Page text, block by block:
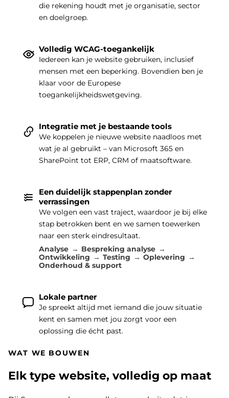
|
die rekening houdt met je organisatie, sector
en doelgroep.
Volledig WCAG-toegankelijk
Iedereen kan je website gebruiken, inclusief
mensen met een beperking. Bovendien ben je
klaar voor de Europese
toegankelijkheidswetgeving.
Integratie met je bestaande tools
We koppelen je nieuwe website naadloos met
wat je al gebruikt – van Microsoft 365 en
SharePoint tot ERP, CRM of maatsoftware.
Een duidelijk stappenplan zonder
verrassingen
We volgen een vast traject, waardoor je bij elke
stap betrokken bent en we samen toewerken
naar een sterk eindresultaat.
Analyse
Bespreking analyse
Ontwikkeling
Testing
Oplevering
Onderhoud & support
Lokale partner
Je spreekt altijd met iemand die jouw situatie
kent en samen met jou zorgt voor een
oplossing die écht past.
WAT WE BOUWEN
Elk type website, volledig op maat